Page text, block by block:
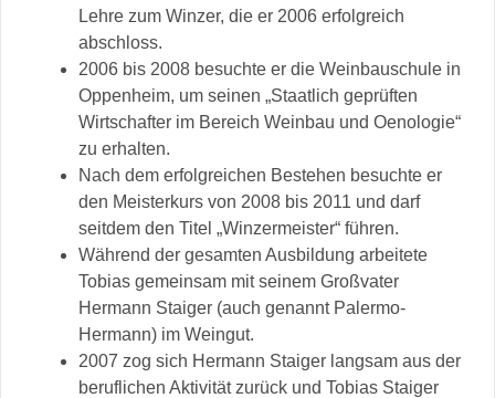
Lehre zum Winzer, die er 2006 erfolgreich
abschloss.
2006 bis 2008 besuchte er die Weinbauschule in
Oppenheim, um seinen „Staatlich geprüften
Wirtschafter im Bereich Weinbau und Oenologie“
zu erhalten.
Nach dem erfolgreichen Bestehen besuchte er
den Meisterkurs von 2008 bis 2011 und darf
seitdem den Titel „Winzermeister“ führen.
Während der gesamten Ausbildung arbeitete
Tobias gemeinsam mit seinem Großvater
Hermann Staiger (auch genannt Palermo-
Hermann) im Weingut.
2007 zog sich Hermann Staiger langsam aus der
beruflichen Aktivität zurück und Tobias Staiger